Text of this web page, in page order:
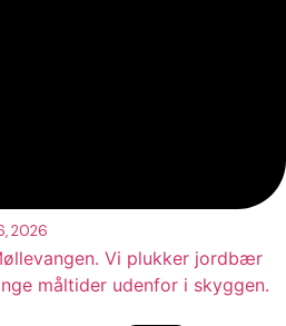
2026
Vi plukker jordbær
måltider udenfor i skyggen.